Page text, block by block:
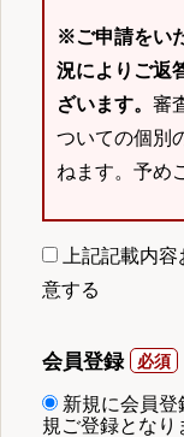
※ご申請をい
況によりご返
ざいます。 審
ついての個別
ねます。予め
上記記載内容
意する
会員登録
新規に会員
規ご登録となり